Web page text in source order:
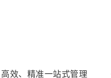
效、精准一站式管理